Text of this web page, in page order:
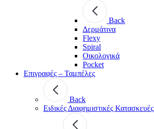
Back
Δερμάτινα
Flexy
Spiral
Οικολογικά
Pocket
Επιγραφές – Ταμπέλες
Back
Ειδικές Διαφημιστικές Κατασκευές